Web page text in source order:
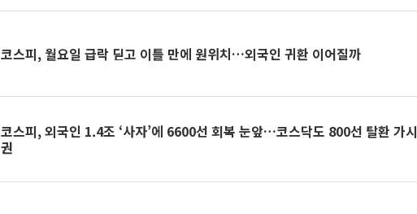
코스피, 월요일 급락 딛고 이틀 만에 원위치…외국인 귀환 이어질까
코스피, 외국인 1.4조 ‘사자’에 6600선 회복 눈앞…코스닥도 800선 탈환 가시
권